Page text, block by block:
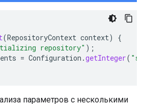
(RepositoryContext context)
{
repository" );
= Configuration .getInteger(
параметров с несколькими